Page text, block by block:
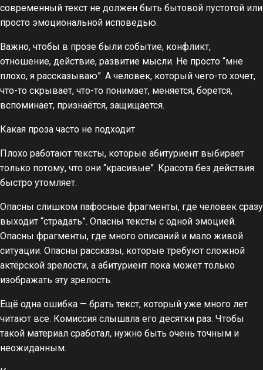
современный текст не должен быть бытовой пустотой или
просто эмоциональной исповедью.
Важно, чтобы в прозе были событие, конфликт,
отношение, действие, развитие мысли. Не просто “мне
плохо, я рассказываю”. А человек, который чего-то хочет,
что-то скрывает, что-то понимает, меняется, борется,
вспоминает, признаётся, защищается.
Какая проза часто не подходит
Плохо работают тексты, которые абитуриент выбирает
только потому, что они “красивые”. Красота без действия
быстро утомляет.
Опасны слишком пафосные фрагменты, где человек сразу
выходит “страдать”. Опасны тексты с одной эмоцией.
Опасны фрагменты, где много описаний и мало живой
ситуации. Опасны рассказы, которые требуют сложной
актёрской зрелости, а абитуриент пока может только
изображать эту зрелость.
Ещё одна ошибка — брать текст, который уже много лет
читают все. Комиссия слышала его десятки раз. Чтобы
такой материал сработал, нужно быть очень точным и
неожиданным.